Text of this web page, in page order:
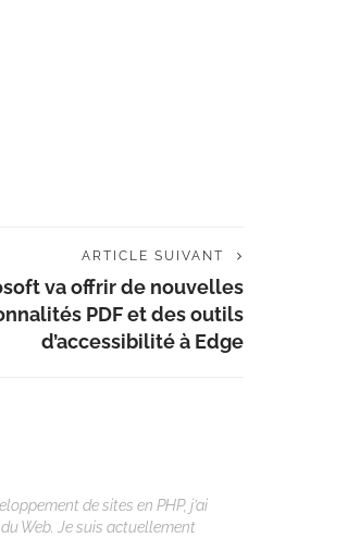
ARTICLE SUIVANT
va offrir de nouvelles
PDF et des outils
d’accessibilité à Edge
de sites en PHP, j’ai
Web. Je suis actuellement